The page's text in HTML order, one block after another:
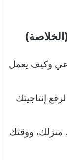
وكيف يعمل
إنتاجيتك
ووقتك